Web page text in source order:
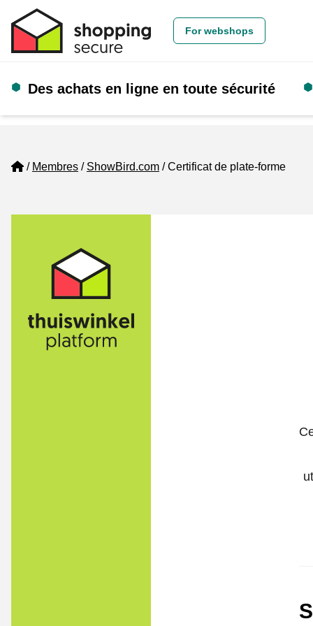
For webshops
Des achats en ligne en toute sécurité
Home
Membres ShowBird.com Certificat de plate-forme